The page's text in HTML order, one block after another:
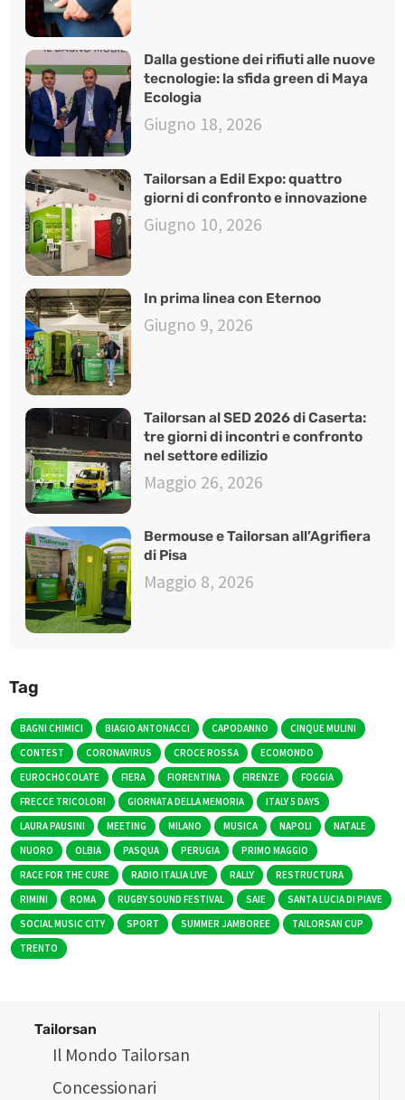
Dalla gestione dei rifiuti alle nuove
tecnologie: la sfida green di Maya
Ecologia
Giugno 18, 2026
Tailorsan a Edil Expo: quattro
giorni di confronto e innovazione
Giugno 10, 2026
In prima linea con Eternoo
Giugno 9, 2026
Tailorsan al SED 2026 di Caserta:
tre giorni di incontri e confronto
nel settore edilizio
Maggio 26, 2026
Bermouse e Tailorsan all’Agrifiera
di Pisa
Maggio 8, 2026
Tag
BAGNI CHIMICI BIAGIO ANTONACCI CAPODANNO
CINQUE MULINI
CONTEST
CORONAVIRUS CROCE ROSSA
ECOMONDO
EUROCHOCOLATE
FIERA FIORENTINA FIRENZE
FOGGIA
FRECCE TRICOLORI
GIORNATA DELLA MEMORIA
ITALY 5 DAYS
LAURA PAUSINI
MEETING MILANO MUSICA NAPOLI
NATALE
NUORO
OLBIA PASQUA PERUGIA
PRIMO MAGGIO
RACE FOR THE CURE
RADIO ITALIA LIVE RALLY
RESTRUCTURA
RIMINI
ROMA RUGBY SOUND FESTIVAL SAIE
SANTA LUCIA DI PIAVE
SOCIAL MUSIC CITY
SPORT SUMMER JAMBOREE
TAILORSAN CUP
TRENTO
Tailorsan
Il Mondo Tailorsan
Concessionari